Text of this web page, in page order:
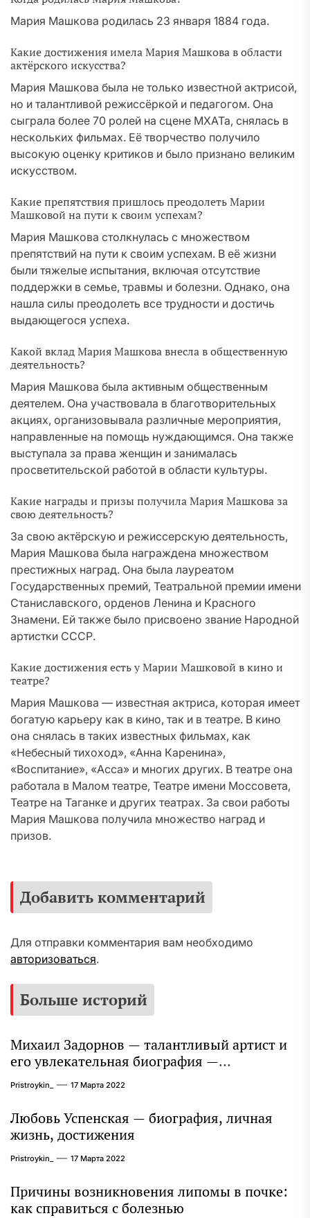
Мария Машкова родилась 23 января 1884 года.
Какие достижения имела Мария Машкова в области
актёрского искусства?
Мария Машкова была не только известной актрисой,
но и талантливой режиссёркой и педагогом. Она
сыграла более 70 ролей на сцене МХАТа, снялась в
нескольких фильмах. Её творчество получило
высокую оценку критиков и было признано великим
искусством.
Какие препятствия пришлось преодолеть Марии
Машковой на пути к своим успехам?
Мария Машкова столкнулась с множеством
препятствий на пути к своим успехам. В её жизни
были тяжелые испытания, включая отсутствие
поддержки в семье, травмы и болезни. Однако, она
нашла силы преодолеть все трудности и достичь
выдающегося успеха.
Какой вклад Мария Машкова внесла в общественную
деятельность?
Мария Машкова была активным общественным
деятелем. Она участвовала в благотворительных
акциях, организовывала различные мероприятия,
направленные на помощь нуждающимся. Она также
выступала за права женщин и занималась
просветительской работой в области культуры.
Какие награды и призы получила Мария Машкова за
свою деятельность?
За свою актёрскую и режиссерскую деятельность,
Мария Машкова была награждена множеством
престижных наград. Она была лауреатом
Государственных премий, Театральной премии имени
Станиславского, орденов Ленина и Красного
Знамени. Ей также было присвоено звание Народной
артистки СССР.
Какие достижения есть у Марии Машковой в кино и
театре?
Мария Машкова — известная актриса, которая имеет
богатую карьеру как в кино, так и в театре. В кино
она снялась в таких известных фильмах, как
«Небесный тихоход», «Анна Каренина»,
«Воспитание», «Асса» и многих других. В театре она
работала в Малом театре, Театре имени Моссовета,
Театре на Таганке и других театрах. За свои работы
Мария Машкова получила множество наград и
призов.
Добавить комментарий
Для отправки комментария вам необходимо
авторизоваться.
Больше историй
Михаил Задорнов — талантливый артист и
его увлекательная биография —
выдающиеся достижения, известность и
интересные факты из личной жизни!
Pristroykin_ 17 Марта 2022
Любовь Успенская — биография, личная
жизнь, достижения
Pristroykin_ 17 Марта 2022
Причины возникновения липомы в почке:
как справиться с болезнью